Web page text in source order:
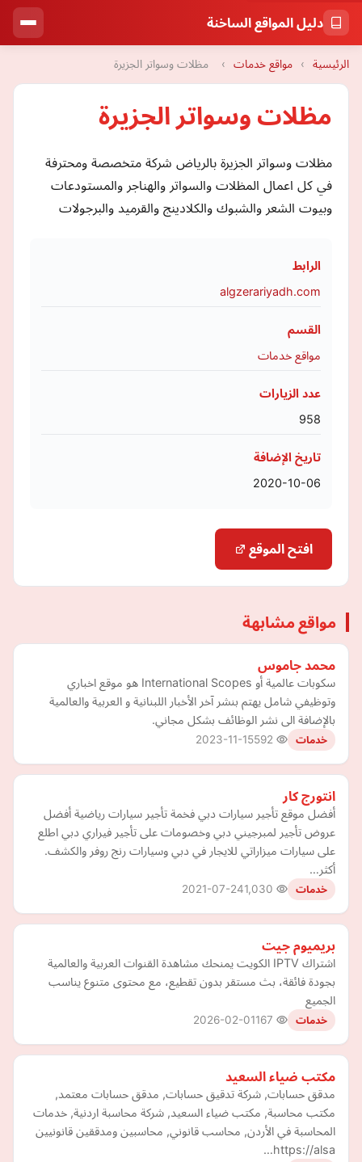
دليل المواقع الساخنة
الرئيسية › مواقع خدمات › مظلات وسواتر الجزيرة
مظلات وسواتر الجزيرة
مظلات وسواتر الجزيرة بالرياض شركة متخصصة ومحترفة
في كل اعمال المظلات والسواتر والهناجر والمستودعات
وبيوت الشعر والشبوك والكلادينج والقرميد والبرجولات
الرابط
algzerariyadh.com
القسم
مواقع خدمات
عدد الزيارات
958
تاريخ الإضافة
2020-10-06
افتح الموقع
مواقع مشابهة
محمد جاموس
سكوبات عالمية أو International Scopes هو موقع اخباري
وتوظيفي شامل يهتم بنشر آخر الأخبار اللبنانية و العربية والعالمية
بالإضافة الى نشر الوظائف بشكل مجاني.
خدمات 2023-11-15
انتورج كار
أفضل موقع تأجير سيارات دبي فخمة تأجير سيارات رياضية أفضل
عروض تأجير لمبرجيني دبي وخصومات على تأجير فيراري دبي اطلع
على سيارات ميزاراتي للايجار في دبي وسيارات رنج روفر والكشف.
أكثر…
خدمات 2021-07-24
بريميوم جيت
اشتراك IPTV الكويت يمنحك مشاهدة القنوات العربية والعالمية
بجودة فائقة، بث مستقر بدون تقطيع، مع محتوى متنوع يناسب
الجميع
خدمات 2026-02-01
مكتب ضياء السعيد
مدقق حسابات, شركة تدقيق حسابات, مدقق حسابات معتمد,
مكتب محاسبة, مكتب ضياء السعيد, شركة محاسبة اردنية, خدمات
المحاسبة في الأردن, محاسب قانوني, محاسبين ومدققين قانونيين
https://alsa…